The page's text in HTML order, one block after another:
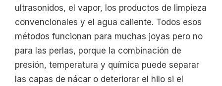
ultrasonidos, el vapor, los productos de limpieza
convencionales y el agua caliente. Todos esos
métodos funcionan para muchas joyas pero no
para las perlas, porque la combinación de
presión, temperatura y química puede separar
las capas de nácar o deteriorar el hilo si el